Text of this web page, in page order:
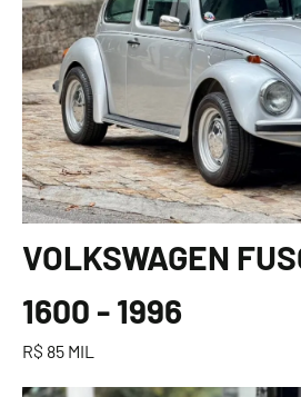
VOLKSWAGEN
1600 - 1996
R$ 85 MIL